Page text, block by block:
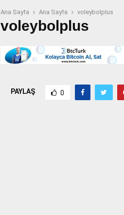
Ana Sayfa Ana Sayfa voleybolplus
voleybolplus
PAYLAŞ 0